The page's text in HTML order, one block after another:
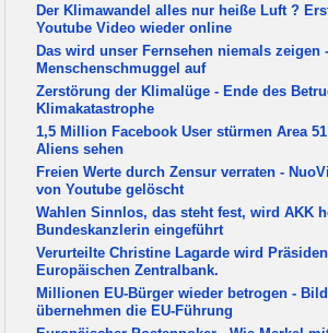
Der Klimawandel alles nur heiße Luft ?
Youtube Video wieder online
Das wird unser Fernsehen niemals zeigen
Menschenschmuggel auf
Zerstörung der Klimalüge - Ende des
Klimakatastrophe
1,5 Million Facebook User stürmen Area
Aliens sehen
Freien Werte durch Zensur verraten -
von Youtube gelöscht
Wahlen Sinnlos, das steht fest, wird AKK
Bundeskanzlerin eingeführt
Verurteilte Christine Lagarde wird
Europäischen Zentralbank.
Millionen EU-Bürger wieder betrogen -
übernehmen die EU-Führung